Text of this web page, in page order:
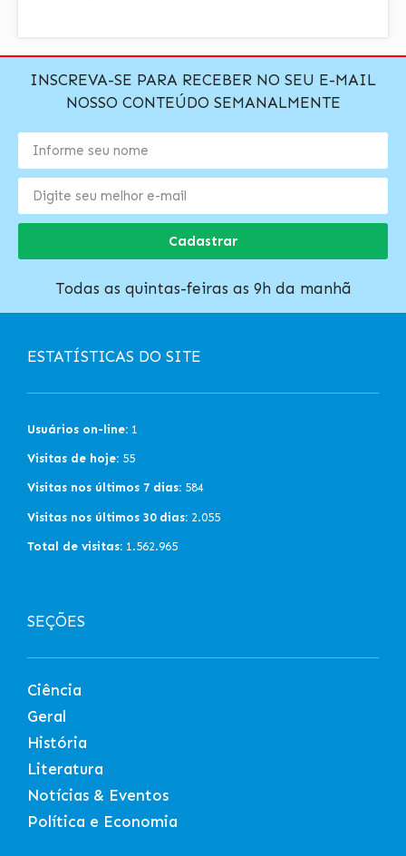
INSCREVA-SE PARA RECEBER NO SEU E-MAIL
NOSSO CONTEÚDO SEMANALMENTE
Cadastrar
Todas as quintas-feiras as 9h da manhã
ESTATÍSTICAS DO SITE
Usuários on-line: 1
Visitas de hoje: 55
Visitas nos últimos 7 dias: 584
Visitas nos últimos 30 dias: 2.055
Total de visitas: 1.562.965
SEÇÕES
Ciência
Geral
História
Literatura
Notícias & Eventos
Política e Economia